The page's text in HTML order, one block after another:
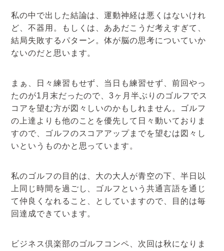
私の中で出した結論は、運動神経は悪くはないけれ
ど、不器用。もしくは、ああだこうだ考えすぎて、
結局失敗するパターン。体が脳の思考についていか
ないのだと思います。
まぁ、日々練習もせず、当日も練習せず、前回やっ
たのが1月末だったので、3ヶ月半ぶりのゴルフでス
コアを望む方が図々しいのかもしれません。ゴルフ
の上達よりも他のことを優先して日々動いておりま
すので、ゴルフのスコアアップまでを望むは図々し
いというものかと思っています。
私のゴルフの目的は、大の大人が青空の下、半日以
上同じ時間を過ごし、ゴルフという共通言語を通じ
て仲良くなれること、としていますので、目的は毎
回達成できています。
ビジネス倶楽部のゴルフコンペ、次回は秋になりま